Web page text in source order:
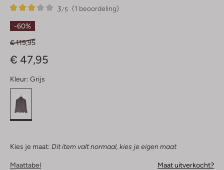
(1 beoordeling)
3/5
1
3
Sterren
-60%
€ 119,95
€ 47,95
Kleur: Grijs
Kies je maat: Dit item valt normaal, kies je eigen maat
Maattabel Maat uitverkocht?